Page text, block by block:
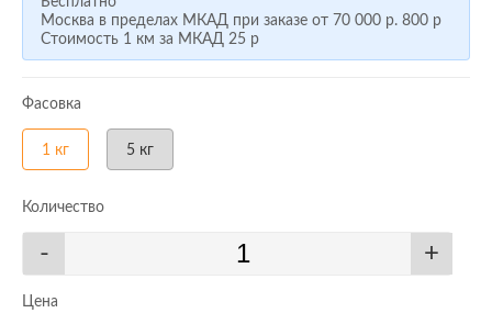
Москва в пределах МКАД при заказе от 70 000 р. 800 р
Стоимость 1 км за МКАД 25 р
Фасовка
1 кг 5 кг
Количество
- +
Цена